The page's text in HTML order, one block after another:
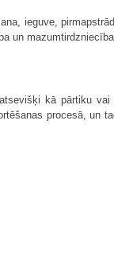
ieguve,
un
kā pārtiku vai
procesā, un